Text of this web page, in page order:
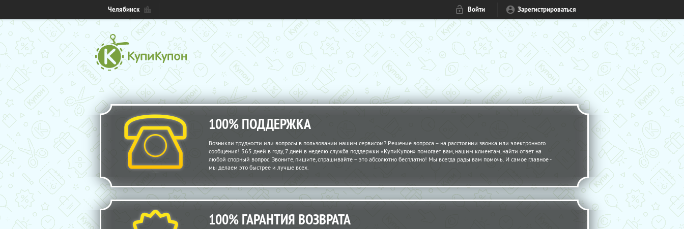
Челябинск Войти Зарегистрироваться
100% ПОДДЕРЖКА
Возникли трудности или вопросы в пользовании нашим сервисом? Решение вопроса – на расстоянии звонка или электронного
сообщения! 365 дней в году, 7 дней в неделю служба поддержки «КупиКупон» помогает вам, нашим клиентам, найти ответ на
любой спорный вопрос. Звоните, пишите, спрашивайте – это абсолютно бесплатно! Мы всегда рады вам помочь. И самое главное -
мы делаем это быстрее и лучше всех.
100% ГАРАНТИЯ ВОЗВРАТА